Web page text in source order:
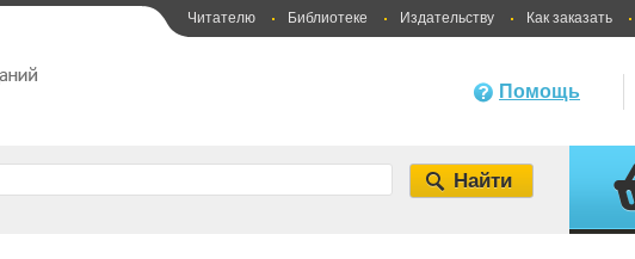
Читателю Библиотеке Издательству Как заказать
Помощь